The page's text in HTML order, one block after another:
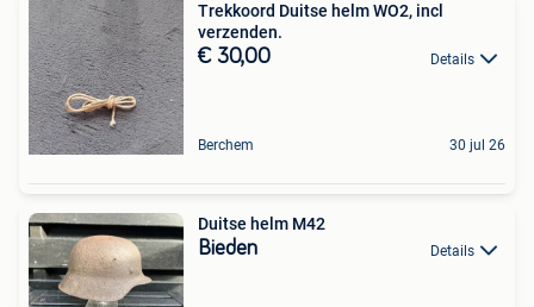
Trekkoord Duitse helm WO2, incl
verzenden.
€ 30,00 Details
Berchem 30 jul 26
Duitse helm M42
Bieden Details